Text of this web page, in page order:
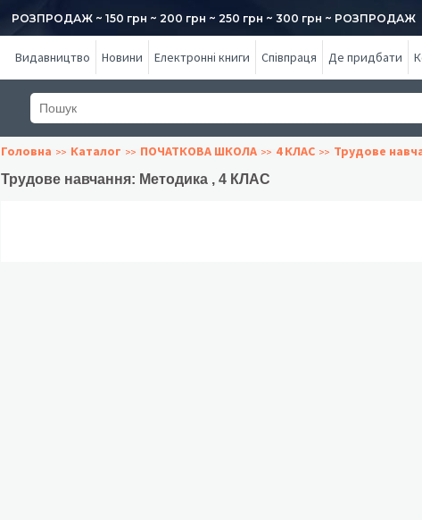
РОЗПРОДАЖ ~ 150 грн ~ 200 грн ~ 250 грн ~ 300 грн ~ РОЗПРОДАЖ
Видавництво Новини Електронні книги Співпраця Де придбати
Головна Каталог ПОЧАТКОВА ШКОЛА 4 КЛАС Трудове
Трудове навчання: Методика , 4 КЛАС